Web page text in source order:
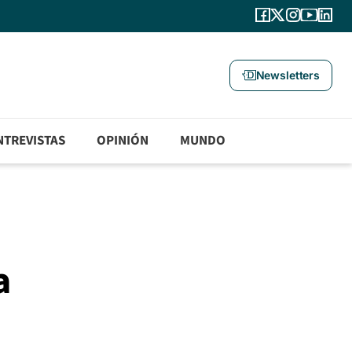
Newsletters
OPINIÓN MUNDO